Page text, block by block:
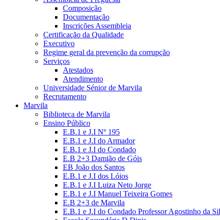
Composição
Documentação
Inscrições Assembleia
Certificação da Qualidade
Executivo
Regime geral da prevenção da corrupção
Serviços
Atestados
Atendimento
Universidade Sénior de Marvila
Recrutamento
Marvila
Biblioteca de Marvila
Ensino Público
E.B.1 e J.I Nº 195
E.B.1 e J.I do Armador
E.B.1 e J.I do Condado
E.B 2+3 Damião de Góis
EB João dos Santos
E.B.1 e J.I dos Lóios
E.B.1 e J.I Luiza Neto Jorge
E.B.1 e J.I Manuel Teixeira Gomes
E.B 2+3 de Marvila
E.B.1 e J.I do Condado Professor Agostinho da